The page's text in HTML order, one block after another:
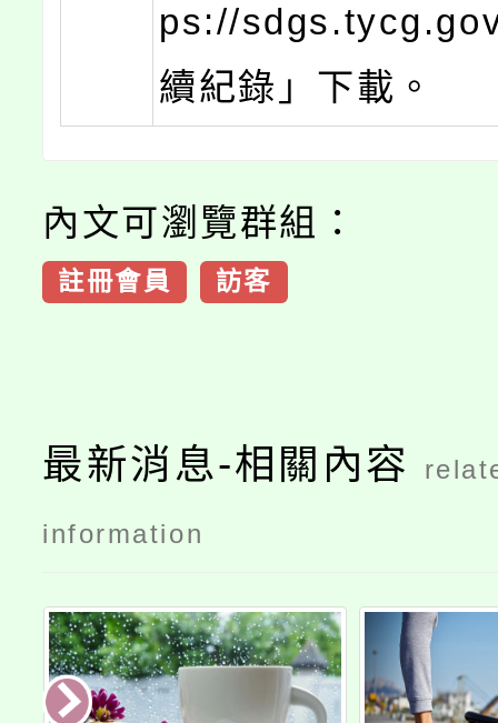
ps://
續紀錄」下載。
內文可瀏覽群組：
註冊會員 訪客
最新消息-相關內容
information